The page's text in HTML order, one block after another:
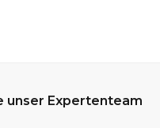
unser Expertenteam